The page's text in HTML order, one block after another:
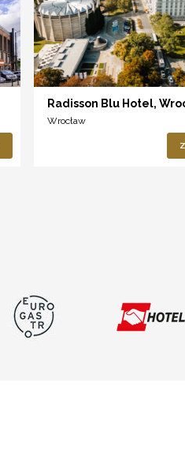
Radisson Blu Hotel,
Wrocław